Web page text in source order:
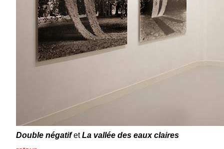
Double négatifetLa vallée des eaux claires